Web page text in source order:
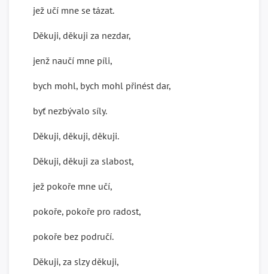
jež učí mne se tázat.
Děkuji, děkuji za nezdar,
jenž naučí mne píli,
bych mohl, bych mohl přinést dar,
byť nezbývalo síly.
Děkuji, děkuji, děkuji.
Děkuji, děkuji za slabost,
jež pokoře mne učí,
pokoře, pokoře pro radost,
pokoře bez područí.
Děkuji, za slzy děkuji,